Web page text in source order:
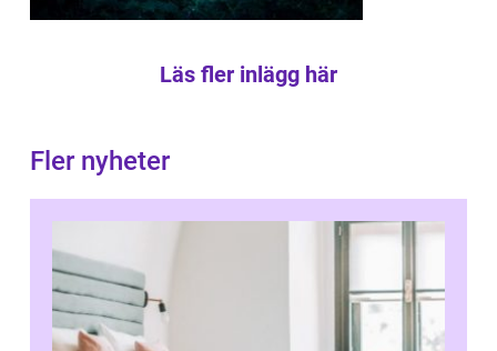
Läs fler inlägg här
Fler nyheter